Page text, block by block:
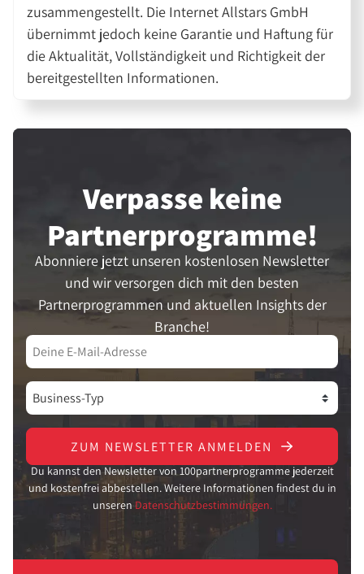
zusammengestellt. Die Internet Allstars GmbH
übernimmt jedoch keine Garantie und Haftung für
die Aktualität, Vollständigkeit und Richtigkeit der
bereitgestellten Informationen.
Verpasse keine
Partner­programme!
Abonniere jetzt unseren kostenlosen Newsletter
und wir versorgen dich mit den besten
Partnerprogrammen und aktuellen Insights der
Branche!
ZUM NEWSLETTER ANMELDEN
Du kannst den Newsletter von 100partnerprogramme jederzeit
und kostenfrei abbestellen. Weitere Informationen findest du in
unseren Datenschutzbestimmungen.